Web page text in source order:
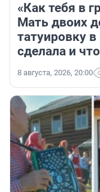
«Как тебя в
Мать двоих
татуировку
сделала и
8 августа, 2026, 20:00